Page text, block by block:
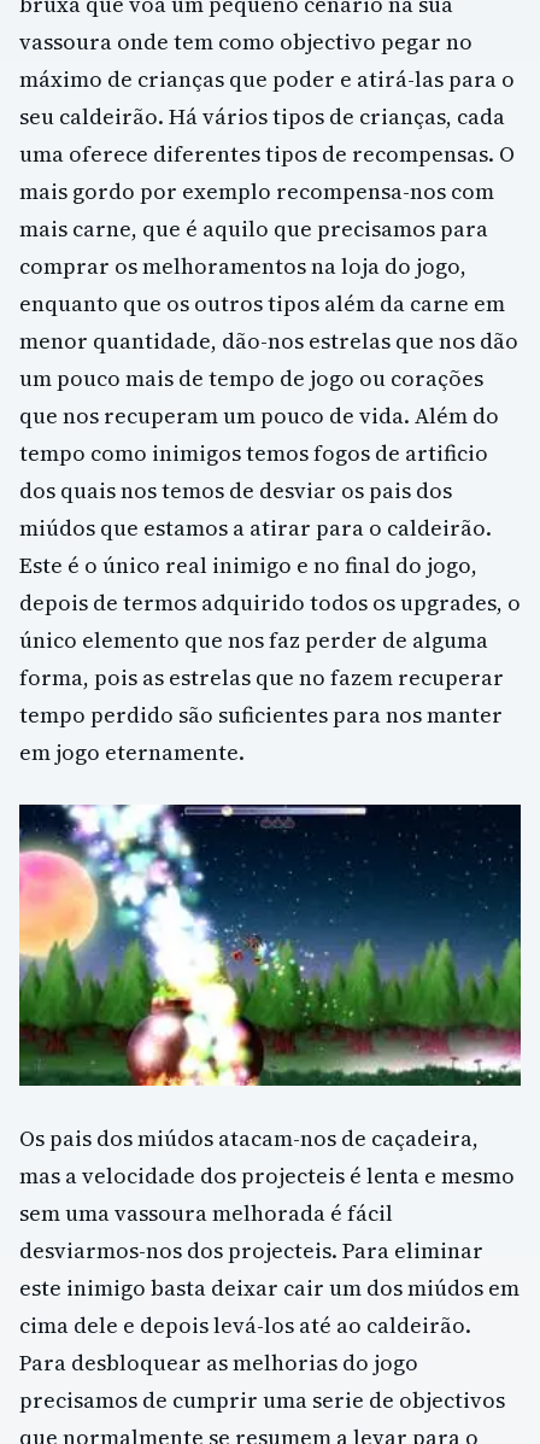
vassoura onde tem como objectivo pegar no
máximo de crianças que poder e atirá-las para o
seu caldeirão. Há vários tipos de crianças, cada
uma oferece diferentes tipos de recompensas. O
mais gordo por exemplo recompensa-nos com
mais carne, que é aquilo que precisamos para
comprar os melhoramentos na loja do jogo,
enquanto que os outros tipos além da carne em
menor quantidade, dão-nos estrelas que nos dão
um pouco mais de tempo de jogo ou corações
que nos recuperam um pouco de vida. Além do
tempo como inimigos temos fogos de artificio
dos quais nos temos de desviar os pais dos
miúdos que estamos a atirar para o caldeirão.
Este é o único real inimigo e no final do jogo,
depois de termos adquirido todos os upgrades, o
único elemento que nos faz perder de alguma
forma, pois as estrelas que no fazem recuperar
tempo perdido são suficientes para nos manter
em jogo eternamente.
Os pais dos miúdos atacam-nos de caçadeira,
mas a velocidade dos projecteis é lenta e mesmo
sem uma vassoura melhorada é fácil
desviarmos-nos dos projecteis. Para eliminar
este inimigo basta deixar cair um dos miúdos em
cima dele e depois levá-los até ao caldeirão.
Para desbloquear as melhorias do jogo
precisamos de cumprir uma serie de objectivos
que normalmente se resumem a levar para o